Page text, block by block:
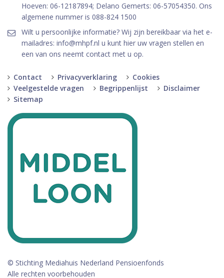
Hoeven: 06-12187894; Delano Gemerts: 06-57054350. Ons
algemene nummer is 088-824 1500
Wilt u persoonlijke informatie? Wij zijn bereikbaar via het e-
mailadres: info@mhpf.nl u kunt hier uw vragen stellen en
een van ons neemt contact met u op.
Contact Privacyverklaring
Cookies
Veelgestelde vragen
Begrippenlijst
Disclaimer
Sitemap
© Stichting Mediahuis Nederland Pensioenfonds
Alle rechten voorbehouden